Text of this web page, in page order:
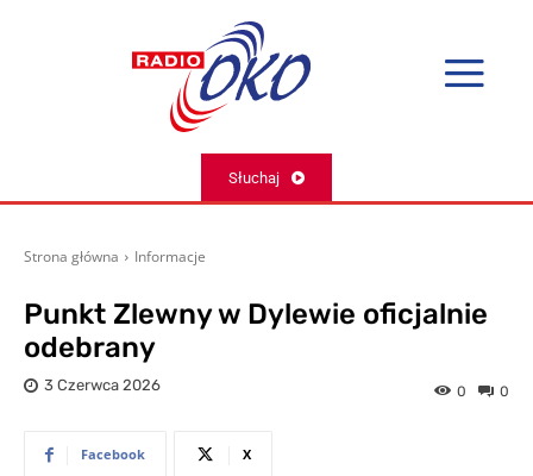
Słuchaj
Strona główna Informacje
Punkt Zlewny w Dylewie oficjalnie
odebrany
3 Czerwca 2026 0
0
Facebook X